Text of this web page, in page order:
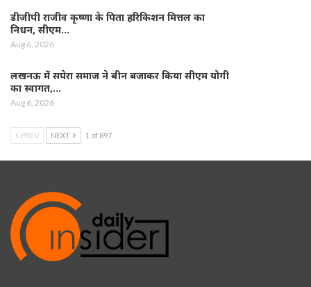
डीजीपी राजीव कृष्णा के पिता हरिकिशन मित्तल का
निधन, सीएम…
Aug 6, 2026
लखनऊ में सपेरा समाज ने बीन बजाकर किया सीएम योगी
का स्वागत,…
Aug 6, 2026
PREV NEXT 1 of 897